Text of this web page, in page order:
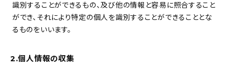
キッチン
収納/掃除
識別することができるもの、及び他の情報と容易に照合すること
ができ、それにより特定の個人を識別することができることとな
るものをいいます。
2.個人情報の収集